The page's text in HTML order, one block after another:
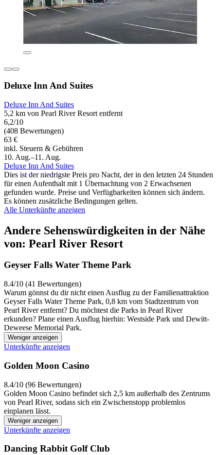
Deluxe Inn And Suites
Deluxe Inn And Suites
5,2 km von Pearl River Resort entfernt
6,2/10
(408 Bewertungen)
63 €
inkl. Steuern & Gebühren
10. Aug.–11. Aug.
Deluxe Inn And Suites
Dies ist der niedrigste Preis pro Nacht, der in den letzten 24 Stunden
für einen Aufenthalt mit 1 Übernachtung von 2 Erwachsenen
gefunden wurde. Preise und Verfügbarkeiten können sich ändern.
Es können zusätzliche Bedingungen gelten.
Alle Unterkünfte anzeigen
Andere Sehenswürdigkeiten in der Nähe
von: Pearl River Resort
Geyser Falls Water Theme Park
8.4/10 (41 Bewertungen)
Warum gönnst du dir nicht einen Ausflug zu der Familienattraktion
Geyser Falls Water Theme Park, 0,8 km vom Stadtzentrum von
Pearl River entfernt? Du möchtest die Parks in Pearl River
erkunden? Plane einen Ausflug hierhin: Westside Park und Dewitt-
Deweese Memorial Park.
Weniger anzeigen
Unterkünfte anzeigen
Golden Moon Casino
8.4/10 (96 Bewertungen)
Golden Moon Casino befindet sich 2,5 km außerhalb des Zentrums
von Pearl River, sodass sich ein Zwischenstopp problemlos
einplanen lässt.
Weniger anzeigen
Unterkünfte anzeigen
Dancing Rabbit Golf Club